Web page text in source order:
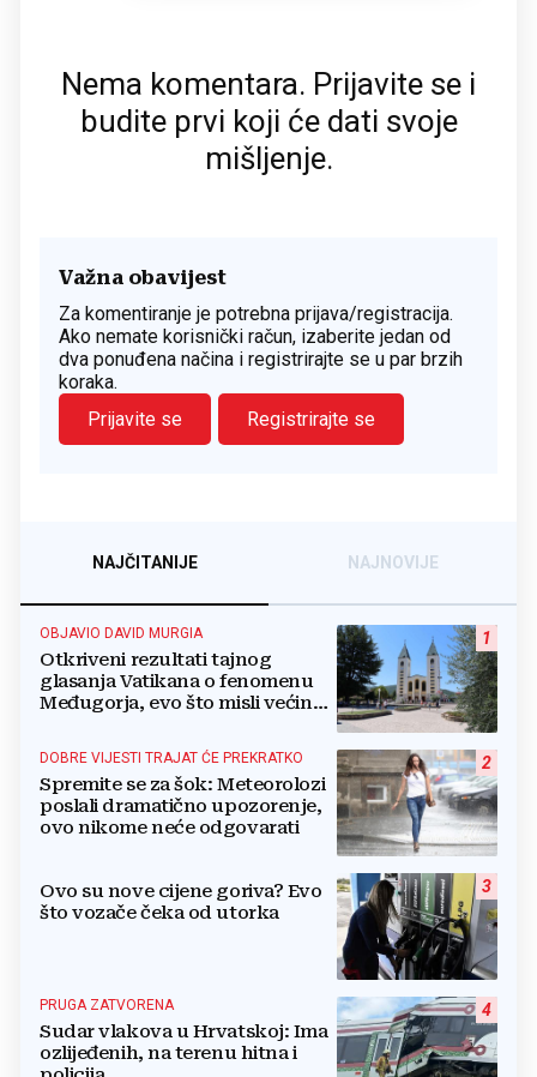
Nema komentara. Prijavite se i
budite prvi koji će dati svoje
mišljenje.
Važna obavijest
Za komentiranje je potrebna prijava/registracija.
Ako nemate korisnički račun, izaberite jedan od
dva ponuđena načina i registrirajte se u par brzih
koraka.
Prijavite se
Registrirajte se
NAJČITANIJE NAJNOVIJE
1
OBJAVIO DAVID MURGIA
Otkriveni rezultati tajnog
glasanja Vatikana o fenomenu
Međugorja, evo što misli većina
2
DOBRE VIJESTI TRAJAT ĆE PREKRATKO
Spremite se za šok: Meteorolozi
poslali dramatično upozorenje,
ovo nikome neće odgovarati
3
Ovo su nove cijene goriva? Evo
što vozače čeka od utorka
4
PRUGA ZATVORENA
Sudar vlakova u Hrvatskoj: Ima
ozlijeđenih, na terenu hitna i